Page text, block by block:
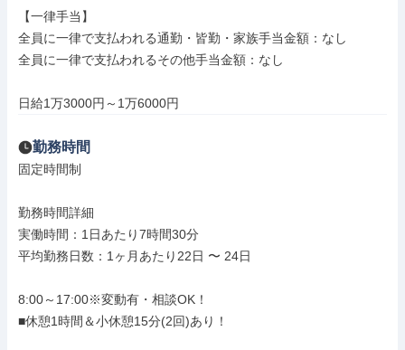
【一律手当】
全員に一律で支払われる通勤・皆勤・家族手当金額：なし
全員に一律で支払われるその他手当金額：なし
日給1万3000円～1万6000円
勤務時間
固定時間制
勤務時間詳細
実働時間：1日あたり7時間30分
平均勤務日数：1ヶ月あたり22日 〜 24日
8:00～17:00※変動有・相談OK！
■休憩1時間＆小休憩15分(2回)あり！